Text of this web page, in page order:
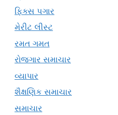
ફિક્સ પગાર
મેરીટ લીસ્ટ
રમત ગમત
રોજગાર સમાચાર
વ્યાપાર
શૈક્ષણિક સમાચાર
સમાચાર